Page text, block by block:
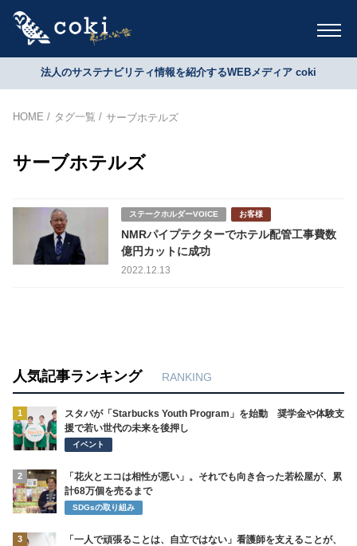
法人のサステナビリティ情報を紹介するWEBメディア coki
HOME タグ一覧 サーブホテルズ
サーブホテルズ
ステークホルダーVOICE お客様
NMRパイプテクターでホテル配管工事費数
億円カットに成功
2022.12.13
人気記事ランキング RANKING
1
スタバが「Starbucks Youth Program」を始動 奨学金や体験支
援で若い世代の未来を後押し
イベント
2
「花火とエコは相性が悪い」。それでも向き合った若松屋が、累
計68万個を売るまで
SDGsの取り組み
3
「一人で頑張ることは、自立ではない」看護師を支えることが、